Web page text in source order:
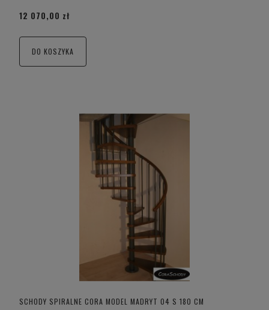
12 070,00 zł
DO KOSZYKA
SCHODY SPIRALNE CORA MODEL MADRYT 04 S 180 CM